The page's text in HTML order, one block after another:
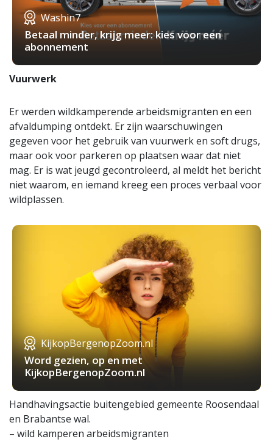
Washin7
Betaal minder, krijg meer: kies voor een
abonnement
Vuurwerk
Er werden wildkamperende arbeidsmigranten en een
afvaldumping ontdekt. Er zijn waarschuwingen
gegeven voor het gebruik van vuurwerk en soft drugs,
maar ook voor parkeren op plaatsen waar dat niet
mag. Er is wat jeugd gecontroleerd, al meldt het bericht
niet waarom, en iemand kreeg een proces verbaal voor
wildplassen.
KijkopBergenopZoom.nl
Word gezien, op en met
KijkopBergenopZoom.nl
Handhavingsactie buitengebied gemeente Roosendaal
en Brabantse wal.
– wild kamperen arbeidsmigranten